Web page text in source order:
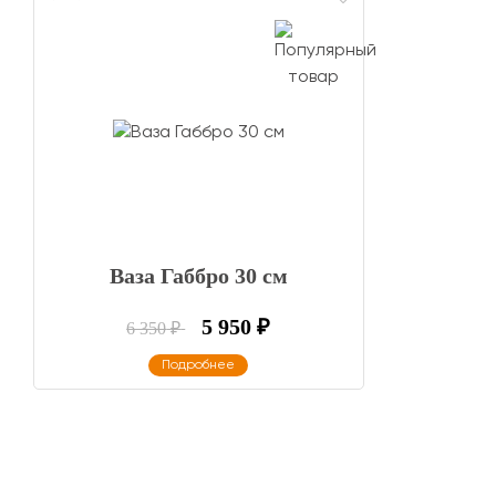
Ваза Габбро 30 см
6 350 ₽ 5 950 ₽
Подробнее